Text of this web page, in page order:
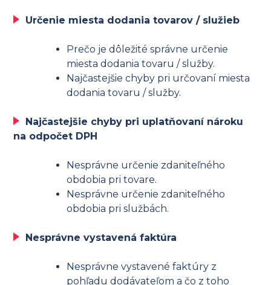
Určenie miesta dodania tovarov / služieb
Prečo je dôležité správne určenie
miesta dodania tovaru / služby.
Najčastejšie chyby pri určovaní miesta
dodania tovaru / služby.
Najčastejšie chyby pri uplatňovaní nároku
na odpočet DPH
Nesprávne určenie zdaniteľného
obdobia pri tovare.
Nesprávne určenie zdaniteľného
obdobia pri službách.
Nesprávne vystavená faktúra
Nesprávne vystavené faktúry z
pohľadu dodávateľom a čo z toho